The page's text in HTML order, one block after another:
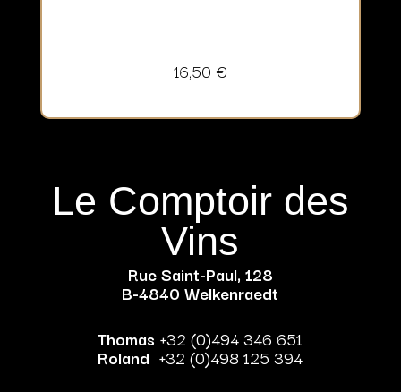
16,50 €
Le Comptoir des
Vins
Rue Saint-Paul, 128
B-4840 Welkenraedt
Thomas +32 (0)494 346 651
Roland +32 (0)498 125 394